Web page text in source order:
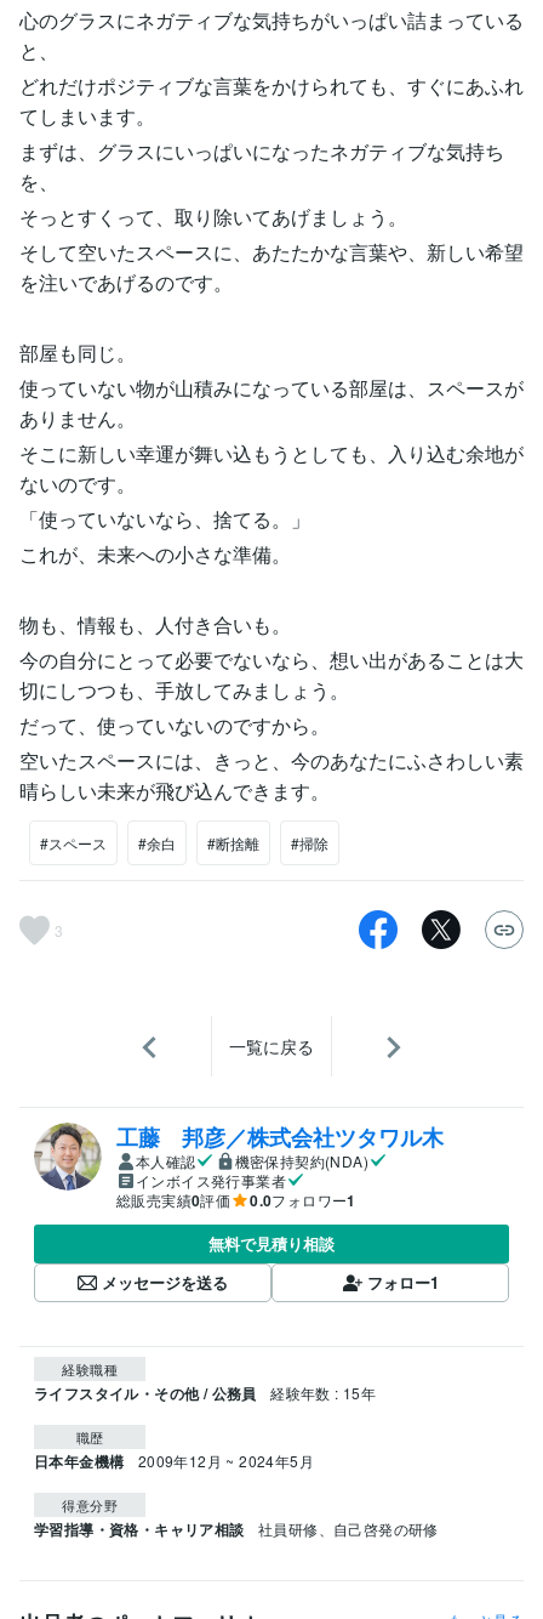
心のグラスにネガティブな気持ちがいっぱい詰まっている
と、
どれだけポジティブな言葉をかけられても、すぐにあふれ
てしまいます。
まずは、グラスにいっぱいになったネガティブな気持ち
を、
そっとすくって、取り除いてあげましょう。
そして空いたスペースに、あたたかな言葉や、新しい希望
を注いであげるのです。
部屋も同じ。
使っていない物が山積みになっている部屋は、スペースが
ありません。
そこに新しい幸運が舞い込もうとしても、入り込む余地が
ないのです。
「使っていないなら、捨てる。」
これが、未来への小さな準備。
物も、情報も、人付き合いも。
今の自分にとって必要でないなら、想い出があることは大
切にしつつも、手放してみましょう。
だって、使っていないのですから。
空いたスペースには、きっと、今のあなたにふさわしい素
晴らしい未来が飛び込んできます。
#スペース #余白 #断捨離 #掃除
3
一覧に戻る
工藤 邦彦／株式会社ツタワル木
本人確認
機密保持契約(NDA)
インボイス発行事業者
総販売実績0評価 0.0フォロワー1
無料で見積り相談
メッセージを送る
フォロー1
経験職種
ライフスタイル・その他 / 公務員 経験年数 : 15年
職歴
日本年金機構 2009年12月 ~ 2024年5月
得意分野
学習指導・資格・キャリア相談 社員研修、自己啓発の研修